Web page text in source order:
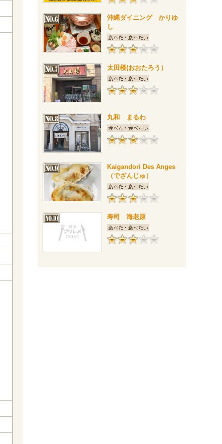
沖縄ダイニング かりゆ
し
太田楼(おおたろう）
丸和 まるわ
Kaigandori Des Anges
（でざんじゅ）
寿司 海老原